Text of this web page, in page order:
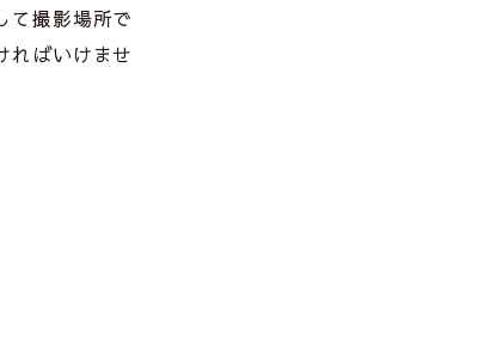
て撮影場所で
ればいけませ